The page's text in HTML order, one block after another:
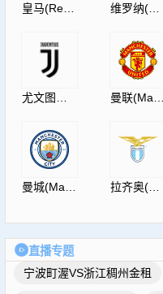
维罗纳(HellasVeronaF.C.)
拉齐奥(S.S.Lazio)
直播专题
宁波町渥VS浙江稠州金租